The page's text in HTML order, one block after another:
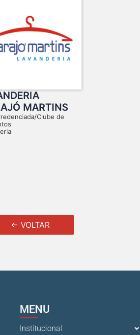
MARTINS
Clube de
← VOLTAR
MENU
Institucional